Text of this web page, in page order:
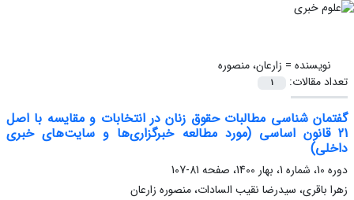
نویسنده = زارعان، منصوره
تعداد مقالات:
1
گفتمان شناسی مطالبات حقوق زنان در انتخابات و مقایسه با اصل
21 قانون اساسی (مورد مطالعه خبرگزاری‌ها و سایت‌های خبری
داخلی)
دوره 10، شماره 1، بهار 1400، صفحه
81-107
زهرا باقری، سیدرضا نقیب السادات، منصوره زارعان